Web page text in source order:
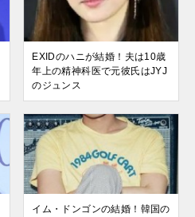
EXIDのハニが結婚！夫は10歳
年上の精神科医で元彼氏はJYJ
のジュンス
イム・ドンゴンの結婚！韓国の